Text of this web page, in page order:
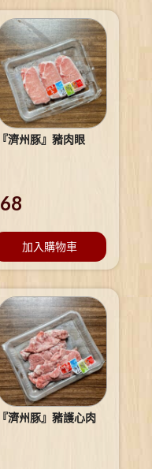
『濟州豚』豬肉眼
68
加入購物車
『濟州豚』豬護心肉